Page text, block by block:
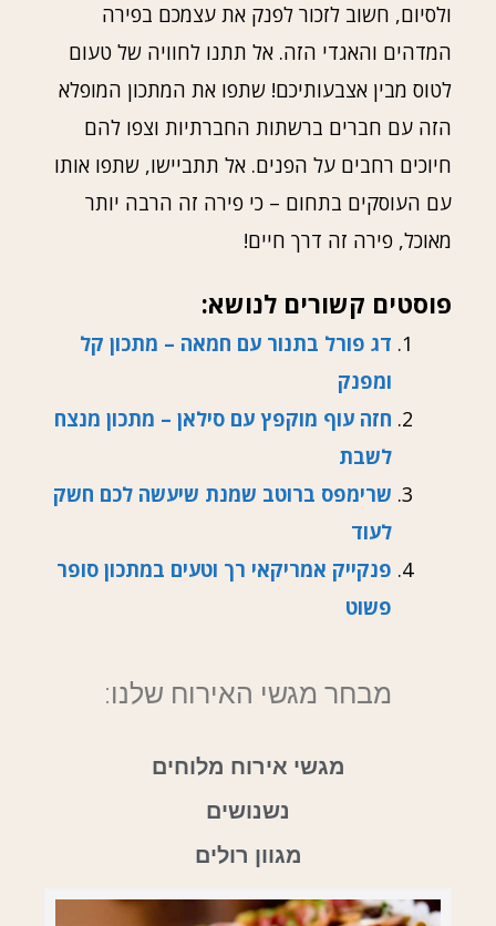
ולסיום, חשוב לזכור לפנק את עצמכם בפירה
המדהים והאגדי הזה. אל תתנו לחוויה של טעום
לטוס מבין אצבעותיכם! שתפו את המתכון המופלא
הזה עם חברים ברשתות החברתיות וצפו להם
חיוכים רחבים על הפנים. אל תתביישו, שתפו אותו
עם העוסקים בתחום – כי פירה זה הרבה יותר
מאוכל, פירה זה דרך חיים!
פוסטים קשורים לנושא:
דג פורל בתנור עם חמאה – מתכון קל
ומפנק
חזה עוף מוקפץ עם סילאן – מתכון מנצח
לשבת
שרימפס ברוטב שמנת שיעשה לכם חשק
לעוד
פנקייק אמריקאי רך וטעים במתכון סופר
פשוט
מבחר מגשי האירוח שלנו:
מגשי אירוח מלוחים
נשנושים
מגוון רולים